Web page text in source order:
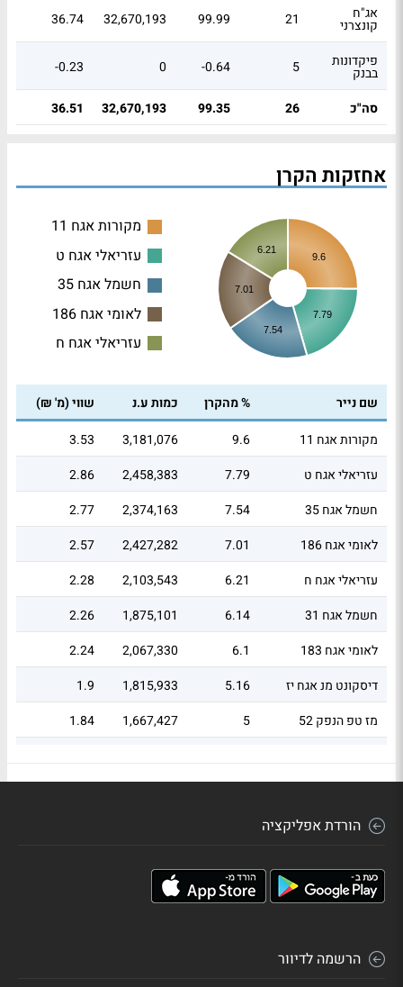
אג"ח
קונצרני 21
99.99
32,670,193
36.74
פיקדונות
בבנק 5
-0.64
0
-0.23
סה"כ 26
99.35
32,670,193
36.51
אחזקות הקרן
9.6
7.79
7.54
7.01
6.21
מקורות אגח 11
עזריאלי אגח ט
חשמל אגח 35
לאומי אגח 186
עזריאלי אגח ח
שם נייר % מהקרן כמות ע.נ
שווי (מ' ₪)
מקורות אגח 11
9.6
3,181,076
3.53
עזריאלי אגח ט
7.79
2,458,383
2.86
חשמל אגח 35
7.54
2,374,163
2.77
לאומי אגח 186
7.01
2,427,282
2.57
עזריאלי אגח ח
6.21
2,103,543
2.28
חשמל אגח 31
6.14
1,875,101
2.26
לאומי אגח 183
6.1
2,067,330
2.24
דיסקונט מנ אגח יז
5.16
1,815,933
1.9
מז טפ הנפק 52
5
1,667,427
1.84
מבנה אגח כה
אמות אגח ח
3.83
1,247,149
אדמה אגח ב
הורדת אפליקציה
הרשמה לדיוור